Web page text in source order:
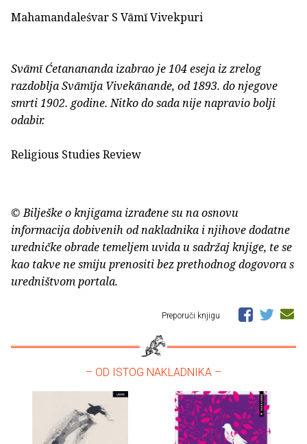
Mahamandaleśvar S Vāmī Vivekpuri
Svāmī Ćetanananda izabrao je 104 eseja iz zrelog
razdoblja Svāmīja Vivekānande, od 1893. do njegove
smrti 1902. godine. Nitko do sada nije napravio bolji
odabir.
Religious Studies Review
© Bilješke o knjigama izrađene su na osnovu
informacija dobivenih od nakladnika i njihove dodatne
uredničke obrade temeljem uvida u sadržaj knjige, te se
kao takve ne smiju prenositi bez prethodnog dogovora s
uredništvom portala.
Preporuči knjigu
– OD ISTOG NAKLADNIKA –